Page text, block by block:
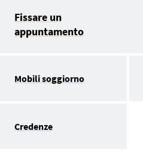
Fissare un
appuntamento
Mobili soggiorno
Credenze